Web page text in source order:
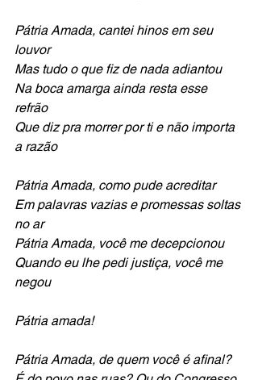
Pátria Amada, cantei hinos em seu
louvor
Mas tudo o que fiz de nada adiantou
Na boca amarga ainda resta esse
refrão
Que diz pra morrer por ti e não importa
a razão
Pátria Amada, como pude acreditar
Em palavras vazias e promessas soltas
no ar
Pátria Amada, você me decepcionou
Quando eu lhe pedi justiça, você me
negou
Pátria amada!
Pátria Amada, de quem você é afinal?